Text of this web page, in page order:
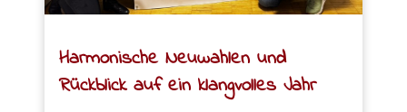
Harmonische Neuwahlen und
Rückblick auf ein klangvolles Jahr